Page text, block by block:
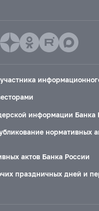
информации Банка
нормативных
актов Банка России
праздничных дней и